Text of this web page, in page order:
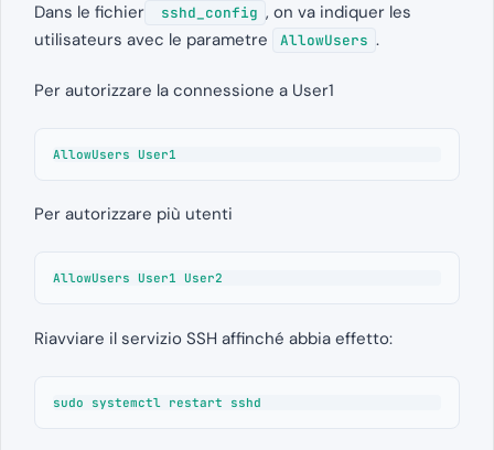
Dans le fichier sshd_config , on va indiquer les
utilisateurs avec le parametre
AllowUsers .
Per autorizzare la connessione a User1
AllowUsers User1
Per autorizzare più utenti
AllowUsers User1 User2
Riavviare il servizio SSH affinché abbia effetto:
sudo systemctl restart sshd